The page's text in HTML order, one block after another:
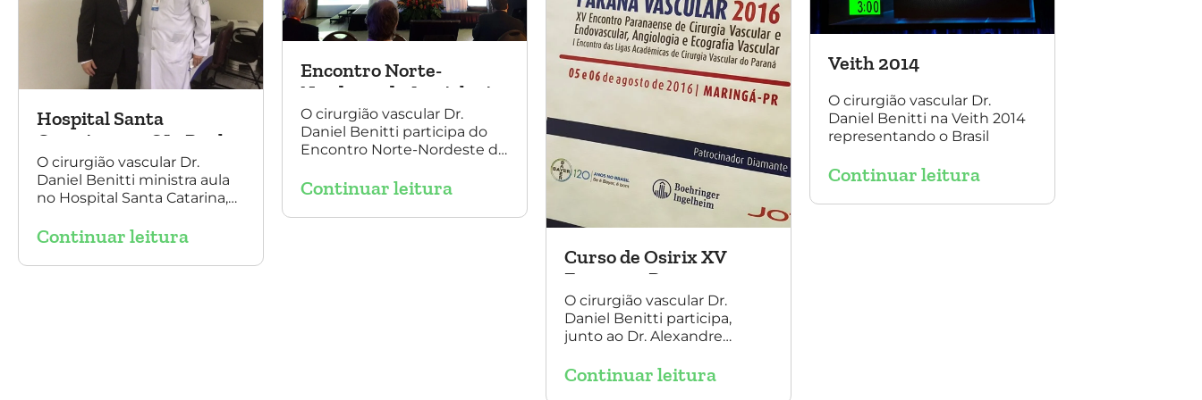
Hospital Santa
Catarina, em São Paulo
O cirurgião vascular Dr.
Daniel Benitti ministra aula
no Hospital Santa Catarina,
endoprótesse multilayer no
mostrando a experiência
Continuar leitura
Encontro Norte-
Nordeste de Angiologia
e Cirurgia Vascular
2016
O cirurgião vascular Dr.
Daniel Benitti participa do
Encontro Norte-Nordeste de
Vascular 2016, palestrando
aneurisma da Aorta.
Continuar leitura
Curso de Osirix XV
Encontro Paranaense
O cirurgião vascular Dr.
Daniel Benitti participa,
junto ao Dr. Alexandre
Paranaense de Cirurgia
Continuar leitura
Veith 2014
O cirurgião vascular Dr.
Daniel Benitti na Veith 2014
representando o Brasil
Continuar leitura